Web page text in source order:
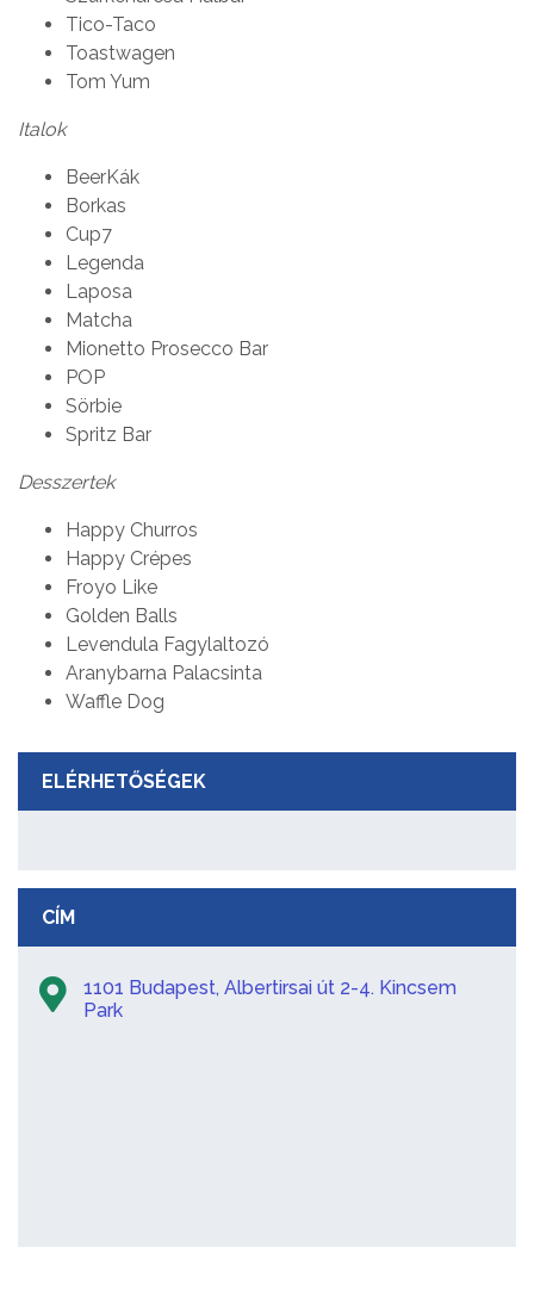
Tico-Taco
Toastwagen
Tom Yum
Italok
BeerKák
Borkas
Cup7
Legenda
Laposa
Matcha
Mionetto Prosecco Bar
POP
Sörbie
Spritz Bar
Desszertek
Happy Churros
Happy Crépes
Froyo Like
Golden Balls
Levendula Fagylaltozó
Aranybarna Palacsinta
Waffle Dog
ELÉRHETŐSÉGEK
CÍM
1101 Budapest, Albertirsai út 2-4. Kincsem
Park